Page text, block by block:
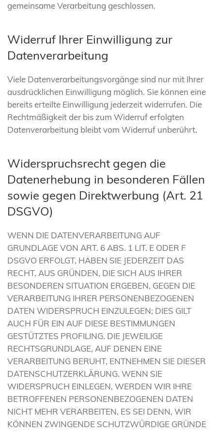
gemeinsame Verarbeitung geschlossen.
Widerruf Ihrer Einwilligung zur
Datenverarbeitung
Viele Datenverarbeitungsvorgänge sind nur mit Ihrer
ausdrücklichen Einwilligung möglich. Sie können eine
bereits erteilte Einwilligung jederzeit widerrufen. Die
Rechtmäßigkeit der bis zum Widerruf erfolgten
Datenverarbeitung bleibt vom Widerruf unberührt.
Widerspruchsrecht gegen die
Datenerhebung in besonderen Fällen
sowie gegen Direktwerbung (Art. 21
DSGVO)
WENN DIE DATENVERARBEITUNG AUF
GRUNDLAGE VON ART. 6 ABS. 1 LIT. E ODER F
DSGVO ERFOLGT, HABEN SIE JEDERZEIT DAS
RECHT, AUS GRÜNDEN, DIE SICH AUS IHRER
BESONDEREN SITUATION ERGEBEN, GEGEN DIE
VERARBEITUNG IHRER PERSONENBEZOGENEN
DATEN WIDERSPRUCH EINZULEGEN; DIES GILT
AUCH FÜR EIN AUF DIESE BESTIMMUNGEN
GESTÜTZTES PROFILING. DIE JEWEILIGE
RECHTSGRUNDLAGE, AUF DENEN EINE
VERARBEITUNG BERUHT, ENTNEHMEN SIE DIESER
DATENSCHUTZERKLÄRUNG. WENN SIE
WIDERSPRUCH EINLEGEN, WERDEN WIR IHRE
BETROFFENEN PERSONENBEZOGENEN DATEN
NICHT MEHR VERARBEITEN, ES SEI DENN, WIR
KÖNNEN ZWINGENDE SCHUTZWÜRDIGE GRÜNDE